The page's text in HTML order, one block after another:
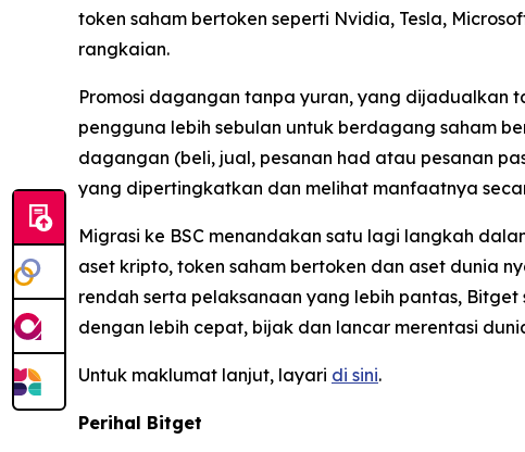
token saham bertoken seperti Nvidia, Tesla,
rangkaian.
Promosi dagangan tanpa yuran, yang dijadualkan
pengguna lebih sebulan untuk berdagang saham
dagangan (beli, jual, pesanan had atau pesanan
yang dipertingkatkan dan melihat manfaatnya
Migrasi ke BSC menandakan satu lagi langkah
aset kripto, token saham bertoken dan aset dunia
rendah serta pelaksanaan yang lebih pantas,
dengan lebih cepat, bijak dan lancar merentasi
Untuk maklumat lanjut, layari di sini.
Perihal Bitget